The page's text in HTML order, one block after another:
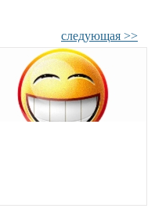
следующая >>